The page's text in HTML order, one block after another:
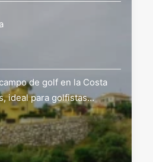
de golf en la Costa
ideal para golfistas…